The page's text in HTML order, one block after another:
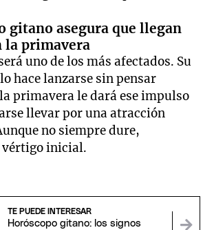
gitano asegura que llegan
la primavera
uno de los más afectados. Su
hace lanzarse sin pensar
primavera le dará ese impulso
llevar por una atracción
no siempre dure,
inicial.
TE PUEDE INTERESAR
Horóscopo gitano: los signos